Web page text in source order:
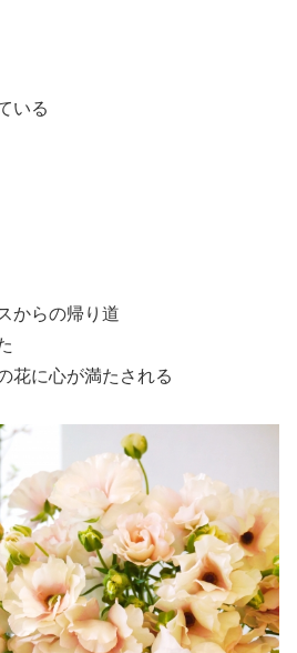
いる
からの帰り道
花に心が満たされる